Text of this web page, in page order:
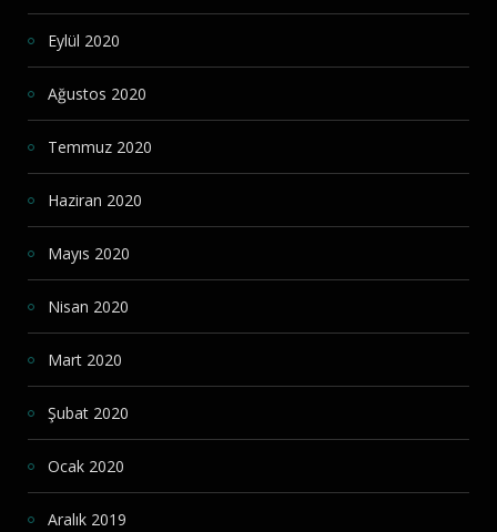
Eylül 2020
Ağustos 2020
Temmuz 2020
Haziran 2020
Mayıs 2020
Nisan 2020
Mart 2020
Şubat 2020
Ocak 2020
Aralık 2019